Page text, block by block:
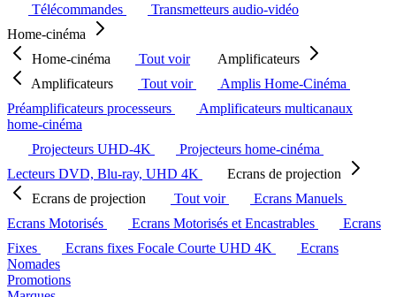
Télécommandes
Transmetteurs audio-vidéo
Home-cinéma
Home-cinéma
Tout voir
Amplificateurs
Amplificateurs
Tout voir
Amplis Home-Cinéma
Préamplificateurs processeurs
Amplificateurs multicanaux
home-cinéma
Projecteurs UHD-4K
Projecteurs home-cinéma
Lecteurs DVD, Blu-ray, UHD 4K
Ecrans de projection
Ecrans de projection
Tout voir
Ecrans Manuels
Ecrans Motorisés
Ecrans Motorisés et Encastrables
Ecrans
Fixes
Ecrans fixes Focale Courte UHD 4K
Ecrans
Nomades
Promotions